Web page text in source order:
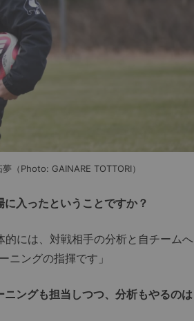
（Photo: GAINARE TOTTORI）
入ったということですか？
には、対戦相手の分析と自チームへ
ニングの指揮です」
ングも担当しつつ、分析もやるのは